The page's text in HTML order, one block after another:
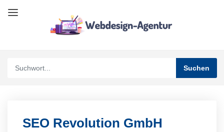
SEO Revolution GmbH